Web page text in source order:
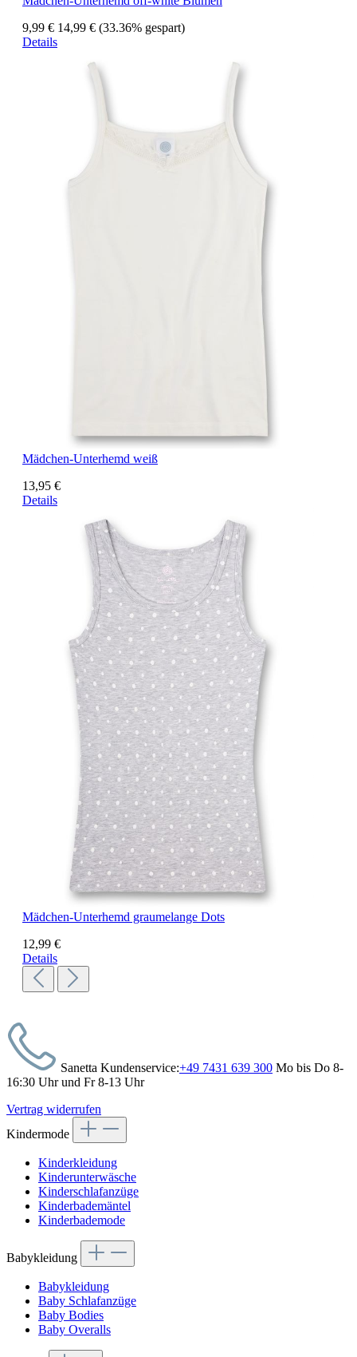
9,99 € 14,99 € (33.36% gespart)
Details
Mädchen-Unterhemd weiß
13,95 €
Details
Mädchen-Unterhemd graumelange Dots
12,99 €
Details
Sanetta Kundenservice:+49 7431 639 300 Mo bis Do 8-
16:30 Uhr und Fr 8-13 Uhr
Vertrag widerrufen
Kindermode
Kinderkleidung
Kinderunterwäsche
Kinderschlafanzüge
Kinderbademäntel
Kinderbademode
Babykleidung
Babykleidung
Baby Schlafanzüge
Baby Bodies
Baby Overalls